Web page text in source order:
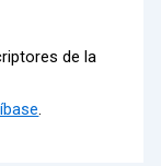
de la
.